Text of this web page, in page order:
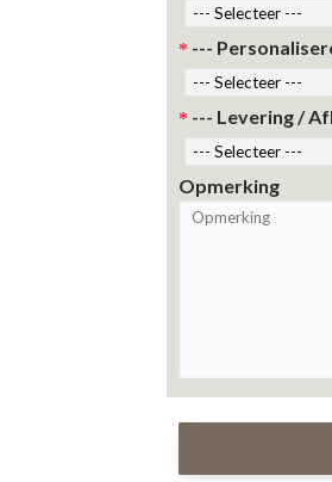
---
--- Levering /
Opmerking